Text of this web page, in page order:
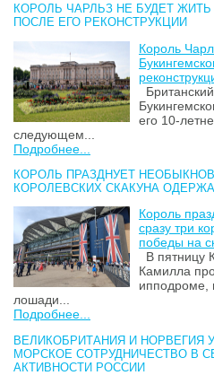
КОРОЛЬ ЧАРЛЬЗ НЕ БУДЕТ
ПОСЛЕ ЕГО РЕКОНСТРУКЦИИ
Король
его 10-
следующем...
Подробнее...
КОРОЛЬ ПРАЗДНУЕТ
КОРОЛЕВСКИХ СКАКУНА
Король
сразу три
победы на
В пятницу
Камилла
ипподроме,
лошади...
Подробнее...
ВЕЛИКОБРИТАНИЯ И НОРВЕГИЯ
МОРСКОЕ СОТРУДНИЧЕСТВО В
АКТИВНОСТИ РОССИИ